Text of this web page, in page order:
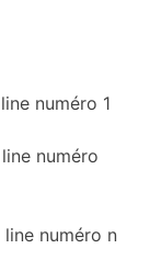
numéro 1
numéro
numéro n